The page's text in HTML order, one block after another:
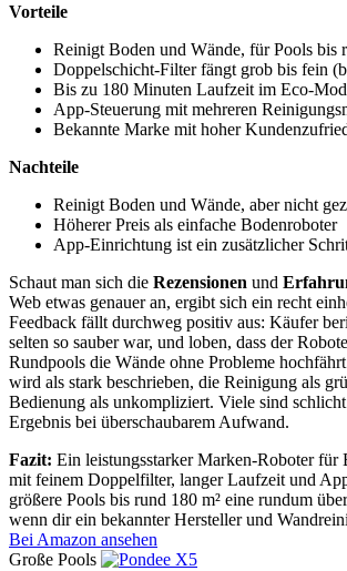
Vorteile
Reinigt Boden und Wände, für Pools bis
Doppelschicht-Filter fängt grob bis fein
Bis zu 180 Minuten Laufzeit im Eco-
App-Steuerung mit mehreren
Bekannte Marke mit hoher
Nachteile
Reinigt Boden und Wände, aber nicht
Höherer Preis als einfache Bodenroboter
App-Einrichtung ist ein zusätzlicher
Schaut man sich die Rezensionen und
Web etwas genauer an, ergibt sich ein recht
Feedback fällt durchweg positiv aus: Käufer
selten so sauber war, und loben, dass der
Rundpools die Wände ohne Probleme
wird als stark beschrieben, die Reinigung als
Bedienung als unkompliziert. Viele sind
Ergebnis bei überschaubarem Aufwand.
Fazit: Ein leistungsstarker Marken-Roboter für
mit feinem Doppelfilter, langer Laufzeit und
größere Pools bis rund 180 m² eine rundum
wenn dir ein bekannter Hersteller und
Bei Amazon ansehen
Große Pools